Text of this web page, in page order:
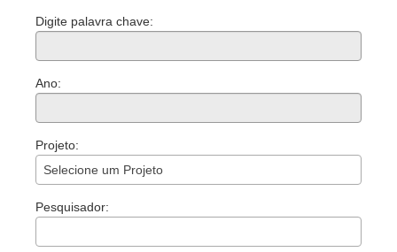
Digite palavra chave:
Ano:
Projeto:
Selecione um Projeto
Pesquisador: